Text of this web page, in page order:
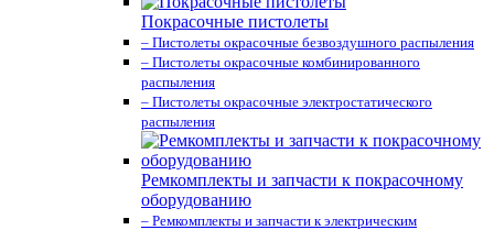
Покрасочные пистолеты
– Пистолеты окрасочные безвоздушного распыления
– Пистолеты окрасочные комбинированного
распыления
– Пистолеты окрасочные электростатического
распыления
Ремкомплекты и запчасти к покрасочному
оборудованию
– Ремкомплекты и запчасти к электрическим